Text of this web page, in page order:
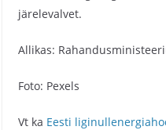
järelevalvet.
Allikas:
Foto: Pexels
Vt ka Eesti